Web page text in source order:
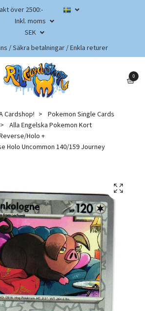
över 2500:-
Inkl. moms
SEK
/ Säkra betalningar / Enkla returer
0
Cardshop!
Pokemon Single Cards
Alla Engelska Pokemon Kort
Holo +
Holo Uncommon 140/159 Journey